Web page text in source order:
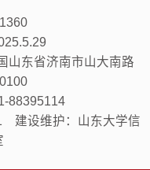
.5.29
东省济南市山大南路
88395114
建设维护：山东大学信
室